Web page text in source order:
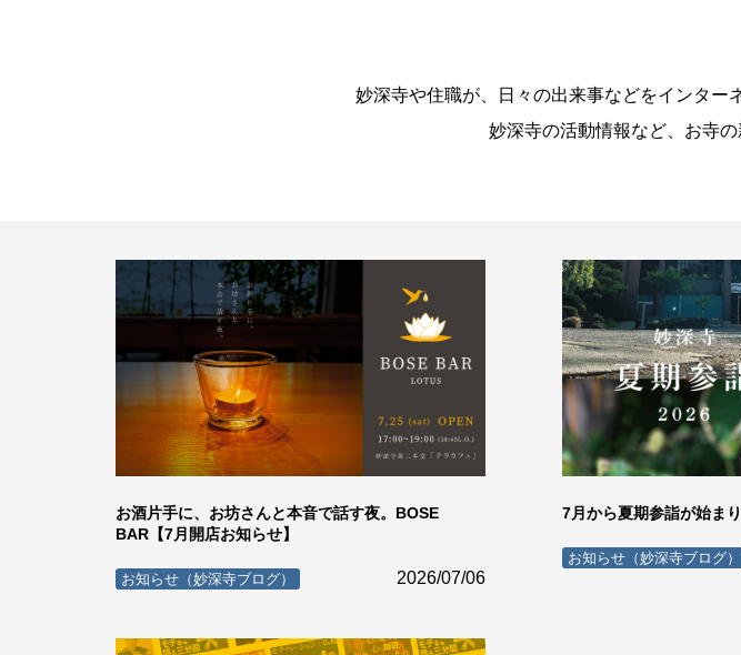
妙深寺や住職が、⽇々の出来事などをインター
妙深寺の活動情報など、お寺
お酒片手に、お坊さんと本音で話す夜。BOSE
BAR【7月開店お知らせ】
お知らせ（妙深寺ブログ） 2026/07/06
7月から夏期参詣が始ま
お知らせ（妙深寺ブログ）